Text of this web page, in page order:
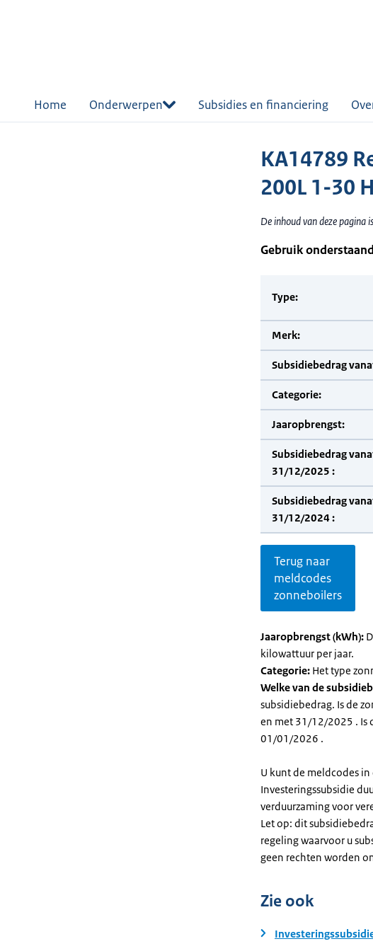
Home Onderwerpen Subsidies en financiering
KA14789
200L 1-30
De inhoud van deze
Gebruik
Type:
Merk:
Subsidiebedrag
Categorie:
Jaaropbrengst:
Subsidiebedrag
31/12/2025 :
Subsidiebedrag
31/12/2024 :
Terug naar
meldcodes
zonneboilers
Jaaropbrengst (kWh):
kilowattuur per jaar.
Categorie: Het type
Welke van de
subsidiebedrag. Is de
en met 31/12/2025 . Is
01/01/2026 .
U kunt de meldcodes
Investeringssubsidie
verduurzaming voor
Let op: dit
regeling waarvoor u
geen rechten worden
Zie ook